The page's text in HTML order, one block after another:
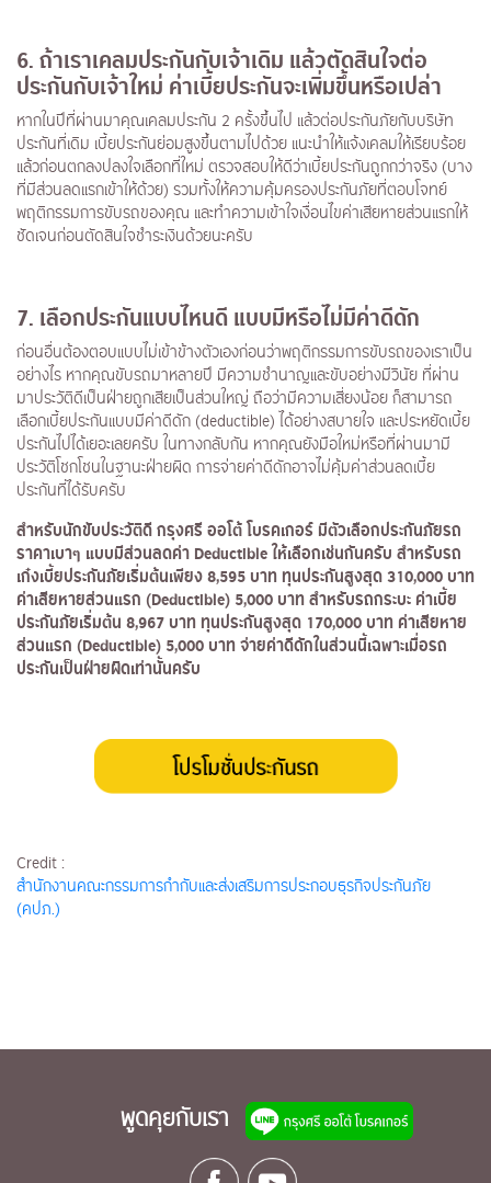
6. ถ้าเราเคลมประกันกับเจ้าเดิม แล้วตัดสินใจต่อ
ประกันกับเจ้าใหม่ ค่าเบี้ยประกันจะเพิ่มขึ้นหรือเปล่า
หากในปีที่ผ่านมาคุณเคลมประกัน 2 ครั้งขึ้นไป แล้วต่อประกันภัยกับบริษัท
ประกันที่เดิม เบี้ยประกันย่อมสูงขึ้นตามไปด้วย แนะนำให้แจ้งเคลมให้เรียบร้อย
แล้วก่อนตกลงปลงใจเลือกที่ใหม่ ตรวจสอบให้ดีว่าเบี้ยประกันถูกกว่าจริง (บาง
ที่มีส่วนลดแรกเข้าให้ด้วย) รวมทั้งให้ความคุ้มครองประกันภัยที่ตอบโจทย์
พฤติกรรมการขับรถของคุณ และทำความเข้าใจเงื่อนไขค่าเสียหายส่วนแรกให้
ชัดเจนก่อนตัดสินใจชำระเงินด้วยนะครับ
7. เลือกประกันแบบไหนดี แบบมีหรือไม่มีค่าดีดัก
ก่อนอื่นต้องตอบแบบไม่เข้าข้างตัวเองก่อนว่าพฤติกรรมการขับรถของเราเป็น
อย่างไร หากคุณขับรถมาหลายปี มีความชำนาญและขับอย่างมีวินัย ที่ผ่าน
มาประวัติดีเป็นฝ่ายถูกเสียเป็นส่วนใหญ่ ถือว่ามีความเสี่ยงน้อย ก็สามารถ
เลือกเบี้ยประกันแบบมีค่าดีดัก (deductible) ได้อย่างสบายใจ และประหยัดเบี้ย
ประกันไปได้เยอะเลยครับ ในทางกลับกัน หากคุณยังมือใหม่หรือที่ผ่านมามี
ประวัติโชกโชนในฐานะฝ่ายผิด การจ่ายค่าดีดักอาจไม่คุ้มค่าส่วนลดเบี้ย
ประกันที่ได้รับครับ
สำหรับนักขับประวัติดี กรุงศรี ออโต้ โบรคเกอร์ มีตัวเลือกประกันภัยรถ
ราคาเบาๆ แบบมีส่วนลดค่า Deductibleให้เลือกเช่นกันครับ สำหรับรถ
เก๋งเบี้ยประกันภัยเริ่มต้นเพียง8,595 บาท ทุนประกันสูงสุด310,000 บาท
ค่าเสียหายส่วนแรก (Deductible) 5,000 บาท สำหรับรถกระบะ ค่าเบี้ย
ประกันภัยเริ่มต้น 8,967 บาท ทุนประกันสูงสุด 170,000 บาท ค่าเสียหาย
ส่วนแรก (Deductible) 5,000 บาท จ่ายค่าดีดักในส่วนนี้เฉพาะเมื่อรถ
ประกันเป็นฝ่ายผิดเท่านั้นครับ
Credit :
สำนักงานคณะกรรมการกำกับและส่งเสริมการประกอบธุรกิจประกันภัย
(คปภ.)
พูดคุยกับเรา